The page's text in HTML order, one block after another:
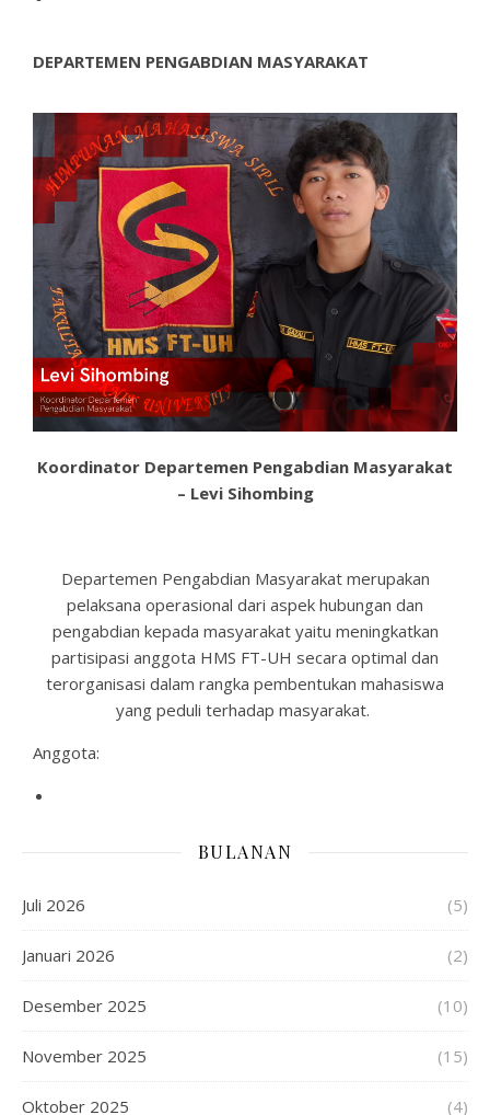
DEPARTEMEN PENGABDIAN MASYARAKAT
Koordinator Departemen Pengabdian Masyarakat
– Levi Sihombing
Departemen Pengabdian Masyarakat merupakan
pelaksana operasional dari aspek hubungan dan
pengabdian kepada masyarakat yaitu meningkatkan
partisipasi anggota HMS FT-UH secara optimal dan
terorganisasi dalam rangka pembentukan mahasiswa
yang peduli terhadap masyarakat.
Anggota:
BULANAN
Juli 2026 (5)
Januari 2026 (2)
Desember 2025 (10)
November 2025 (15)
Oktober 2025 (4)